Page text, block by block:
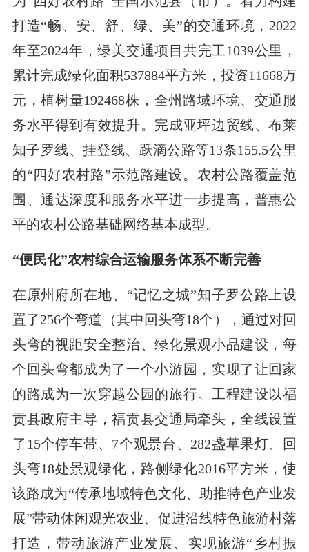
打造“畅、安、舒、绿、美”的交通环境，2022
年至2024年，绿美交通项目共完工1039公里，
累计完成绿化面积537884平方米，投资11668万
元，植树量192468株，全州路域环境、交通服
务水平得到有效提升。完成亚坪边贸线、布莱
知子罗线、挂登线、跃滴公路等13条155.5公里
的“四好农村路”示范路建设。农村公路覆盖范
围、通达深度和服务水平进一步提高，普惠公
平的农村公路基础网络基本成型。
“便民化”农村综合运输服务体系不断完善
在原州府所在地、“记忆之城”知子罗公路上设
置了256个弯道（其中回头弯18个），通过对回
头弯的视距安全整治、绿化景观小品建设，每
个回头弯都成为了一个小游园，实现了让回家
的路成为一次穿越公园的旅行。工程建设以福
贡县政府主导，福贡县交通局牵头，全线设置
了15个停车带、7个观景台、282盏草果灯、回
头弯18处景观绿化，路侧绿化2016平方米，使
该路成为“传承地域特色文化、助推特色产业发
展”带动休闲观光农业、促进沿线特色旅游村落
打造，带动旅游产业发展、实现旅游“乡村振